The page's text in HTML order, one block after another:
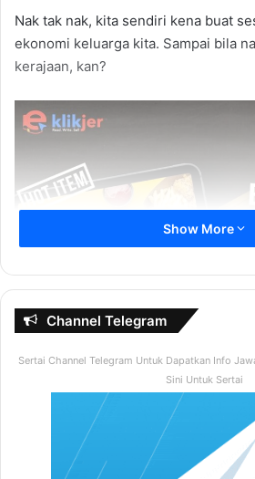
Nak tak nak, kita sendiri kena buat
ekonomi keluarga kita. Sampai bila
kerajaan, kan?
Show More
Channel Telegram
Sertai Channel Telegram Untuk Dapatkan Info
Sini Untuk Sertai